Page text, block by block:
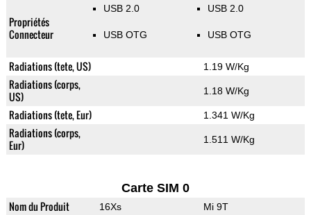
Propriétés
Connecteur
USB 2.0
USB OTG
USB 2.0
USB OTG
Radiations (tete, US) 1.19 W/Kg
Radiations (corps,
US)
1.18 W/Kg
Radiations (tete, Eur) 1.341 W/Kg
Radiations (corps,
Eur)
1.511 W/Kg
Carte SIM 0
Nom du Produit 16Xs Mi 9T